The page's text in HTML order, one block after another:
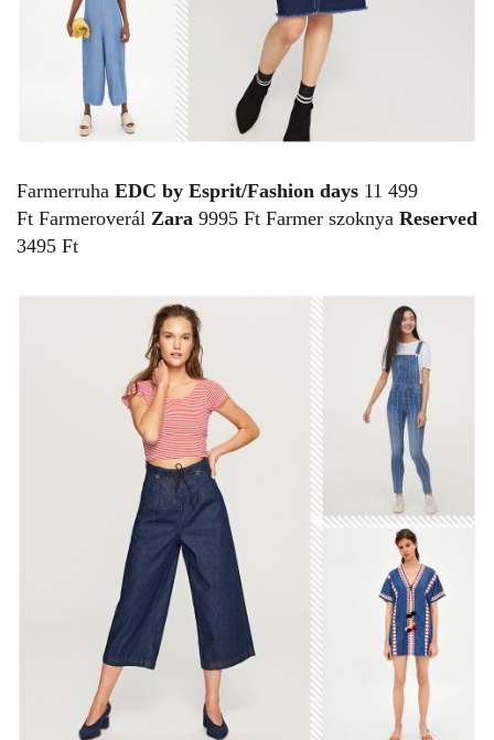
Farmerruha EDC by Esprit/Fashion days 11 499
Ft Farmeroverál Zara 9995 Ft Farmer szoknya Reserved
3495 Ft